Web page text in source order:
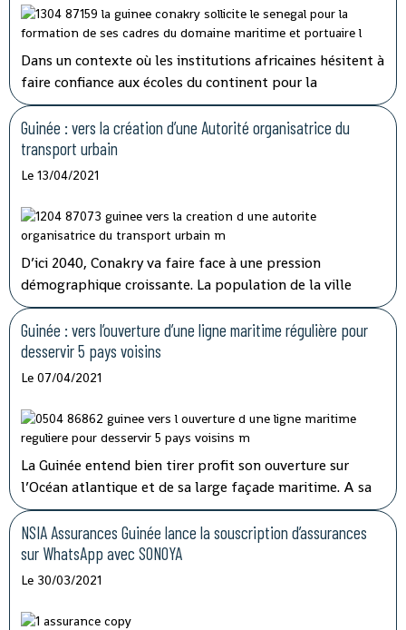
Dans un contexte où les institutions africaines hésitent à
faire confiance aux écoles du continent pour la
formation de leurs travailleurs, la Guinée Conakry et le
Sénégal concrétisent leur coopération dans le domaine
maritime et portuaire.
Guinée : vers la création d’une Autorité organisatrice du
transport urbain
Le 13/04/2021
D’ici 2040, Conakry va faire face à une pression
démographique croissante. La population de la ville
pourrait atteindre 5,5 millions d’habitants à cet horizon
contre 2,7 millions actuellement. Le système de
transports en commun actuellement déployé a
montré ses limites.
Guinée : vers l’ouverture d’une ligne maritime régulière pour
desservir 5 pays voisins
Le 07/04/2021
La Guinée entend bien tirer profit son ouverture sur
l’Océan atlantique et de sa large façade maritime. A sa
prise de fonction en juin 2020, la nouvelle direction de
Société navale Guinéenne (SNG) annonçait le
développement d’une véritable politique de transport
maritime tout en consolidant les acquis.
NSIA Assurances Guinée lance la souscription d’assurances
sur WhatsApp avec SONOYA
Le 30/03/2021